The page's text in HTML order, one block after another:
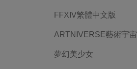
FFXIV繁體中文版
ARTNIVERSE藝術宇宙
夢幻美少女